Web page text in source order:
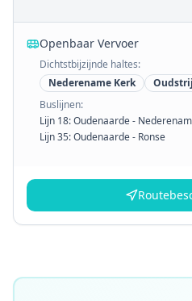
Openbaar Vervoer
Dichtstbijzijnde haltes:
Nederename Kerk
Buslijnen:
Lijn 18: Oudenaarde -
Lijn 35: Oudenaarde - Ronse